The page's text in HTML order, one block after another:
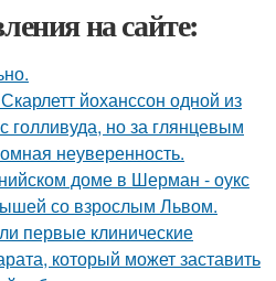
на сайте:
йоханссон одной из
голливуда, но за глянцевым
неуверенность.
доме в Шерман - оукс
со взрослым Львом.
первые клинические
который может заставить